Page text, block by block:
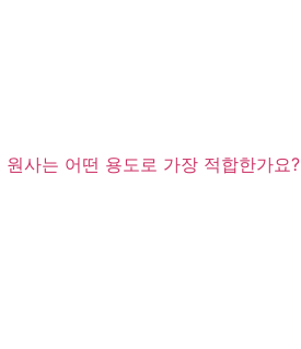
사는 어떤 용도로 가장 적합한가요?